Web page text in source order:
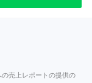
売上レポートの提供の